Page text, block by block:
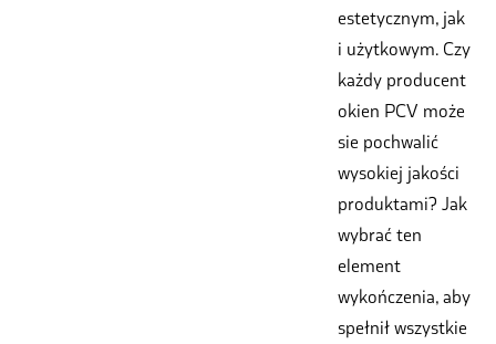
estetycznym, jak
i użytkowym. Czy
każdy producent
okien PCV może
sie pochwalić
wysokiej jakości
produktami? Jak
wybrać ten
element
wykończenia, aby
spełnił wszystkie